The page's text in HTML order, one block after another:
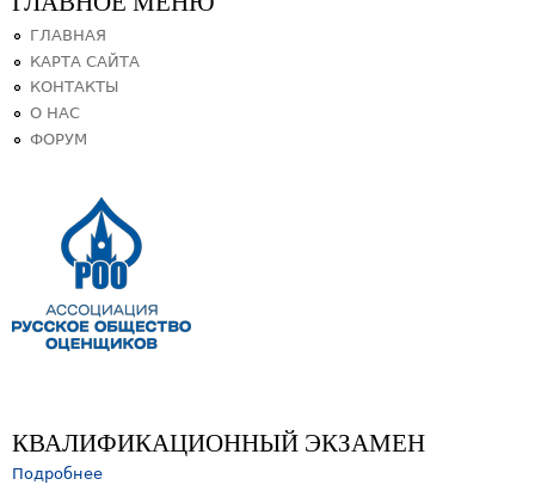
ГЛАВНАЯ
КАРТА САЙТА
КОНТАКТЫ
О НАС
ФОРУМ
КВАЛИФИКАЦИОННЫЙ ЭКЗАМЕН
Подробнее